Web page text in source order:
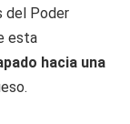
del Poder
esta
hacia una